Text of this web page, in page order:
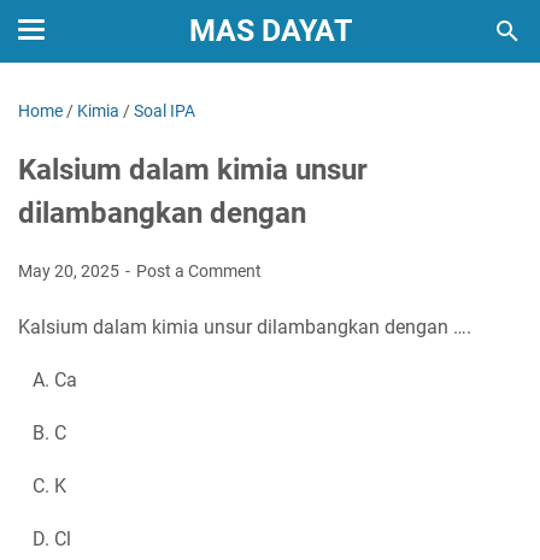
MAS DAYAT
Home / Kimia /Soal IPA
Kalsium dalam kimia unsur
dilambangkan dengan
May 20, 2025 Post a Comment
Kalsium dalam kimia unsur dilambangkan dengan ….
A. Ca
B. C
C. K
D. Cl